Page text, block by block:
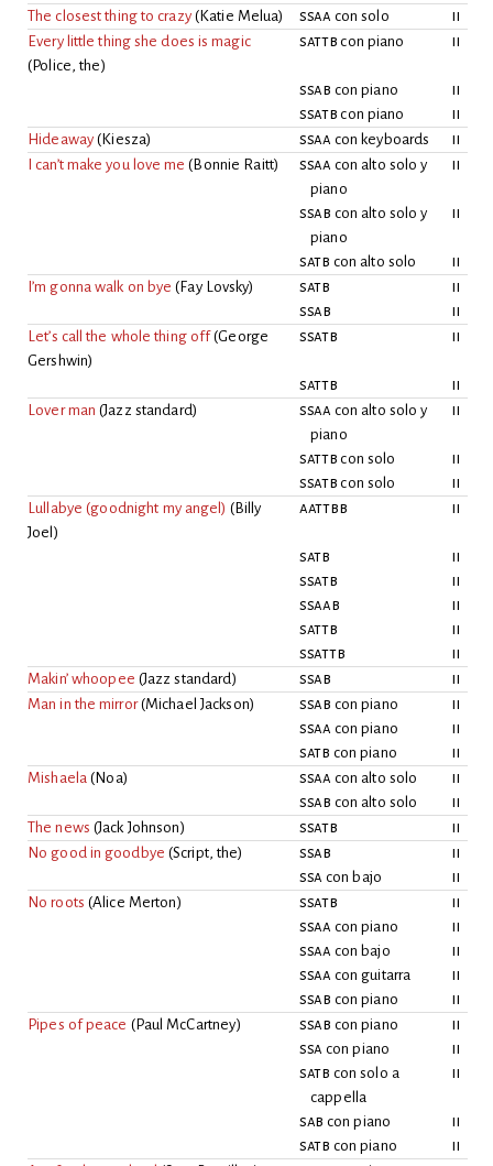
The closest thing to crazy(Katie Melua) ssaa con solo
ii
Every little thing she does is magic
( Police, the)
sattb con piano ii
ssab con piano
ii
ssatb con piano
ii
Hideaway ( Kiesza) ssaa con keyboards
ii
I can’t make you love me ( Bonnie Raitt) ssaa con alto solo y
piano
ii
ssab con alto solo y
piano
ii
satb con alto solo
ii
I’m gonna walk on bye ( Fay Lovsky) satb
ii
ssab
ii
Let’s call the whole thing off(George
Gershwin)
ssatb ii
sattb
ii
Lover man (Jazz standard) ssaa con alto solo y
piano
ii
sattb con solo
ii
ssatb con solo
ii
Lullabye (goodnight my angel) (Billy
Joel )
aattbb ii
satb
ii
ssatb
ii
ssaab
ii
sattb
ii
ssattb
ii
Makin’ whoopee (Jazz standard) ssab
ii
Man in the mirror(Michael Jackson) ssab con piano
ii
ssaa con piano
ii
satb con piano
ii
Mishaela ( Noa) ssaa con alto solo
ii
ssab con alto solo
ii
The news (Jack Johnson) ssatb
ii
No good in goodbye (Script, the) ssab
ii
ssa con bajo
ii
No roots (Alice Merton) ssatb
ii
ssaa con piano
ii
ssaa con bajo
ii
ssaa con guitarra
ii
ssab con piano
ii
Pipes of peace (Paul McCartney) ssab con piano
ii
ssa con piano
ii
satb con solo a
cappella
ii
sab con piano
ii
satb con piano
ii